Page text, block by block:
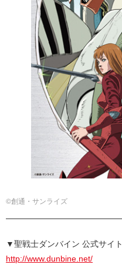
©創通・サンライズ
▼聖戦士ダンバイン 公式サイト
http://www.dunbine.net/